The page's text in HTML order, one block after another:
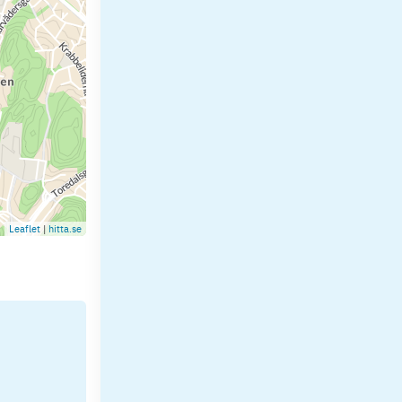
Leaflet | hitta.se